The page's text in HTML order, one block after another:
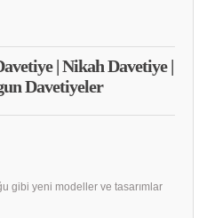
| Nikah Davetiye |
Davetiyeler
gibi yeni modeller ve tasarımlar